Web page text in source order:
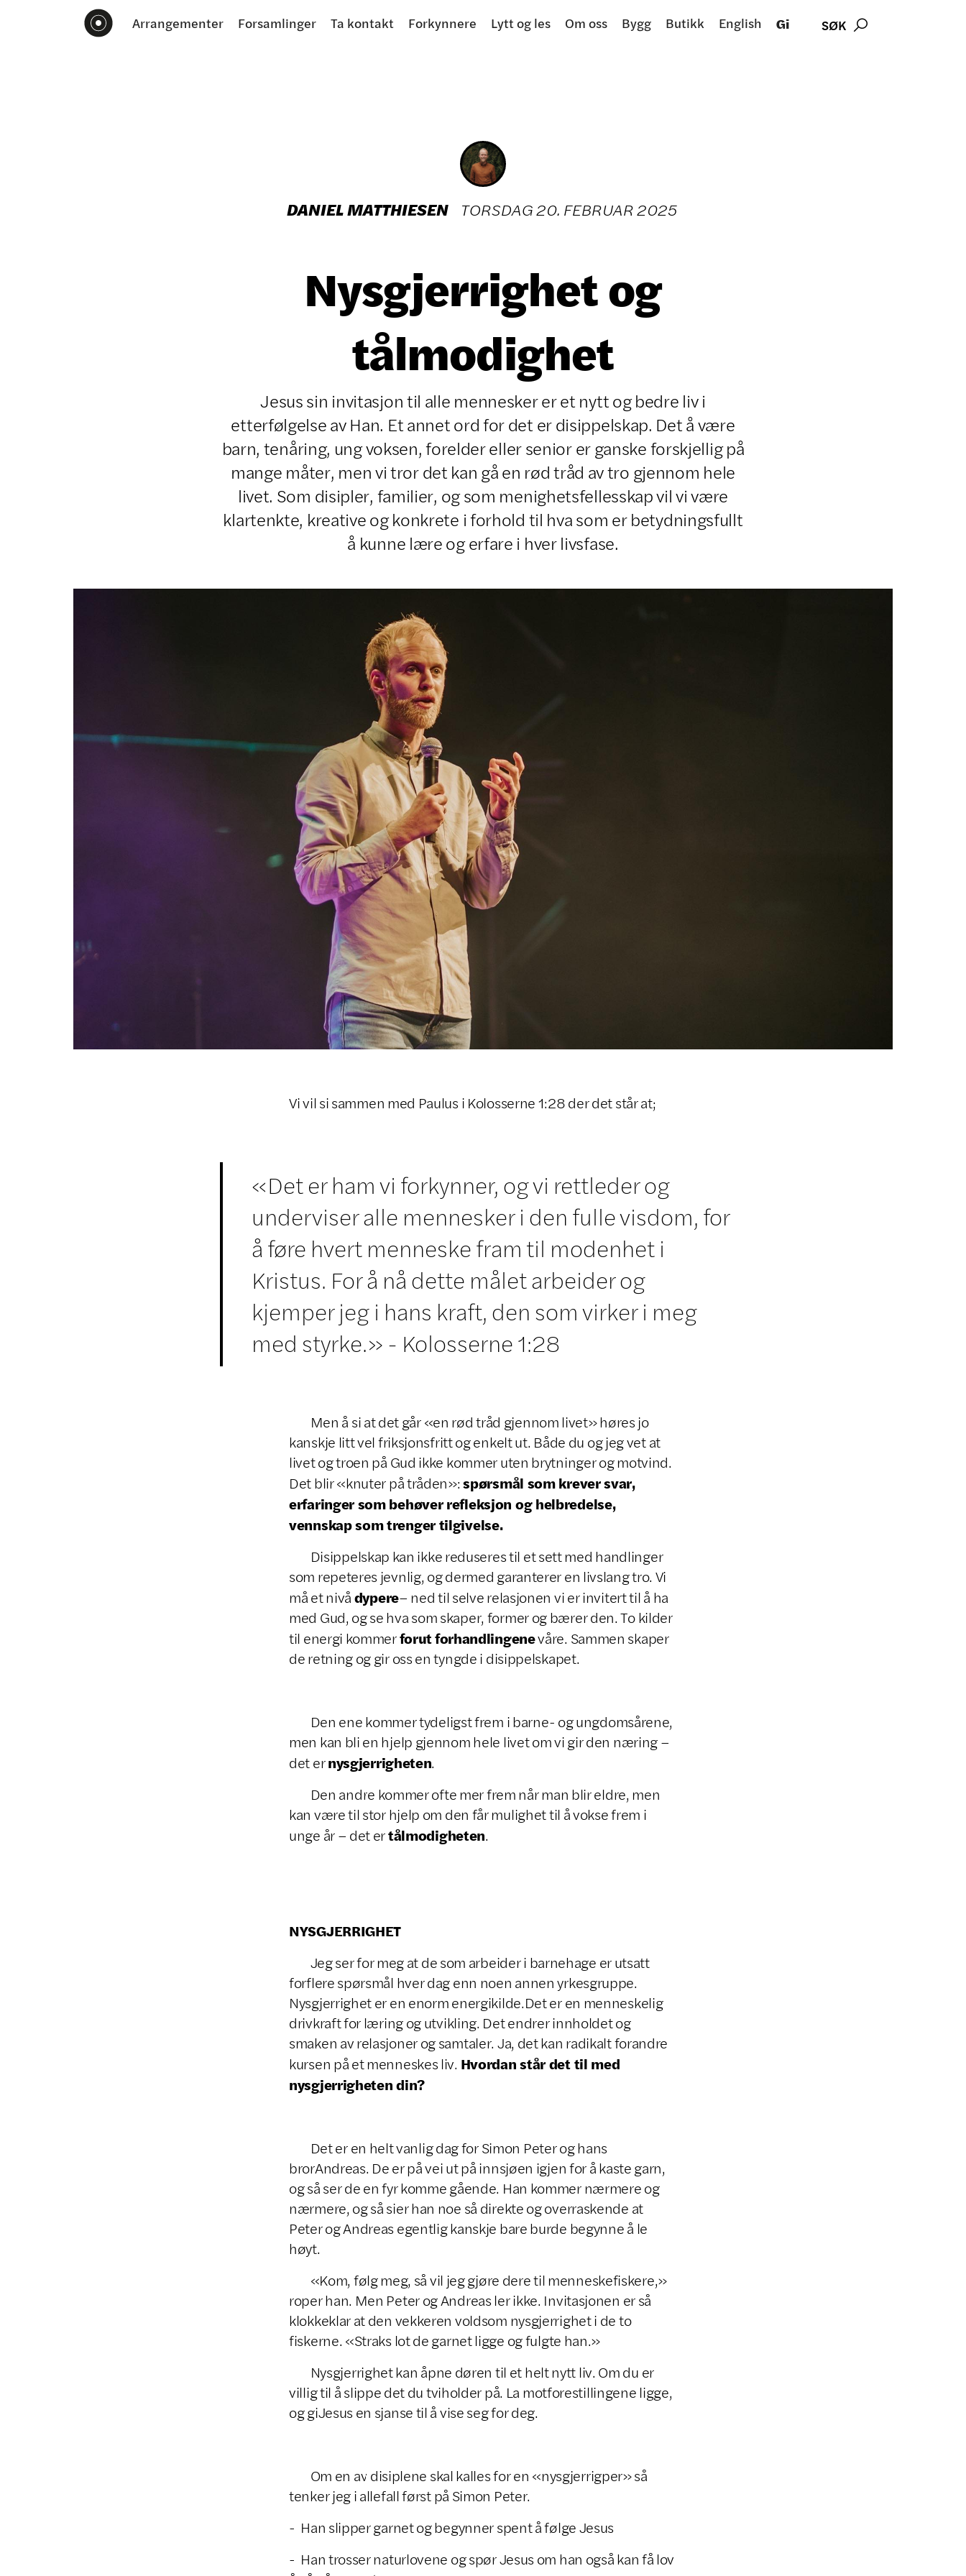
Arrangementer Forsamlinger Ta kontakt Forkynnere Lytt og les Om oss Bygg Butikk English Gi SØK 
DANIEL MATTHIESEN TORSDAG20. FEBRUAR2025
Nysgjerrighet og
tålmodighet
Jesus sin invitasjon til alle mennesker er et nytt og bedre liv i
etterfølgelse av Han. Et annet ord for det er disippelskap. Det å være
barn, tenåring, ung voksen, forelder eller senior er ganske forskjellig på
mange måter, men vi tror det kan gå en rød tråd av tro gjennom hele
livet. Som disipler, familier, og som menighetsfellesskap vil vi være
klartenkte, kreative og konkrete i forhold til hva som er betydningsfullt
å kunne lære og erfare i hver livsfase.
Vi vil si sammen med Paulus i Kolosserne 1:28 der det står at;
«Det er ham vi forkynner, og vi rettleder og
underviser alle mennesker i den fulle visdom, for
å føre hvert menneske fram til modenhet i
Kristus. For å nå dette målet arbeider og
kjemper jeg i hans kraft, den som virker i meg
med styrke.» - Kolosserne 1:28
Men å si at det går «en rød tråd gjennom livet» høres jo
kanskje litt vel friksjonsfritt og enkelt ut. Både du og jeg vet at
livet og troen på Gud ikke kommer uten brytninger og motvind.
Det blir «knuter på tråden»:spørsmål som krever svar,
erfaringer som behøver refleksjon og helbredelse,
vennskap som trenger tilgivelse.
Disippelskap kan ikke reduseres til et sett med handlinger
som repeteres jevnlig, og dermed garanterer en livslang tro. Vi
må et nivådypere– ned til selve relasjonen vi er invitert til å ha
med Gud, og se hva som skaper, former og bærer den. To kilder
til energi kommerforutforhandlingenevåre. Sammen skaper
de retning og gir oss en tyngde i disippelskapet.
Den ene kommer tydeligst frem i barne- og ungdomsårene,
men kan bli en hjelp gjennom hele livet om vi gir den næring –
det ernysgjerrigheten.
Den andre kommer ofte mer frem når man blir eldre, men
kan være til stor hjelp om den får mulighet til å vokse frem i
unge år – det ertålmodigheten.
NYSGJERRIGHET
Jeg ser for meg at de som arbeider i barnehage er utsatt
forflere spørsmål hver dag enn noen annen yrkesgruppe.
Nysgjerrighet er en enorm energikilde.Det er en menneskelig
drivkraft for læring og utvikling. Det endrer innholdet og
smaken av relasjoner og samtaler. Ja, det kan radikalt forandre
kursen på et menneskes liv. Hvordan står det til med
nysgjerrigheten din?
Det er en helt vanlig dag for Simon Peter og hans
brorAndreas. De er på vei ut på innsjøen igjen for å kaste garn,
og så ser de en fyr komme gående. Han kommer nærmere og
nærmere, og så sier han noe så direkte og overraskende at
Peter og Andreas egentlig kanskje bare burde begynne å le
høyt.
«Kom, følg meg, så vil jeg gjøre dere til menneskefiskere,»
roper han. Men Peter og Andreas ler ikke. Invitasjonen er så
klokkeklar at den vekkeren voldsom nysgjerrighet i de to
fiskerne. «Straks lot de garnet ligge og fulgte han.»
Nysgjerrighet kan åpne døren til et helt nytt liv. Om du er
villig til å slippe det du tviholder på. La motforestillingene ligge,
og giJesus en sjanse til å vise seg for deg.
Om en av disiplene skal kalles for en «nysgjerrigper» så
tenker jeg i allefall først på Simon Peter.
- Han slipper garnet og begynner spent å følge Jesus
- Han trosser naturlovene og spør Jesus om han også kan få lov